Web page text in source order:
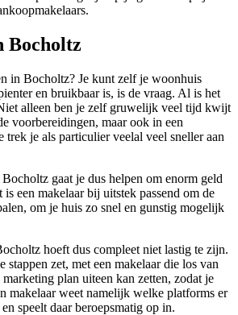
Bocholtz
in Bocholtz? Je kunt zelf je woonhuis
en bruikbaar is, is de vraag. Al is het
alleen ben je zelf gruwelijk veel tijd kwijt
voorbereidingen, maar ook in een
trek je als particulier veelal veel sneller aan
gaat je dus helpen om enorm geld
is een makelaar bij uitstek passend om de
om je huis zo snel en gunstig mogelijk
hoeft dus compleet niet lastig te zijn.
stappen zet, met een makelaar die los van
plan uiteen kan zetten, zodat je
makelaar weet namelijk welke platforms er
speelt daar beroepsmatig op in.